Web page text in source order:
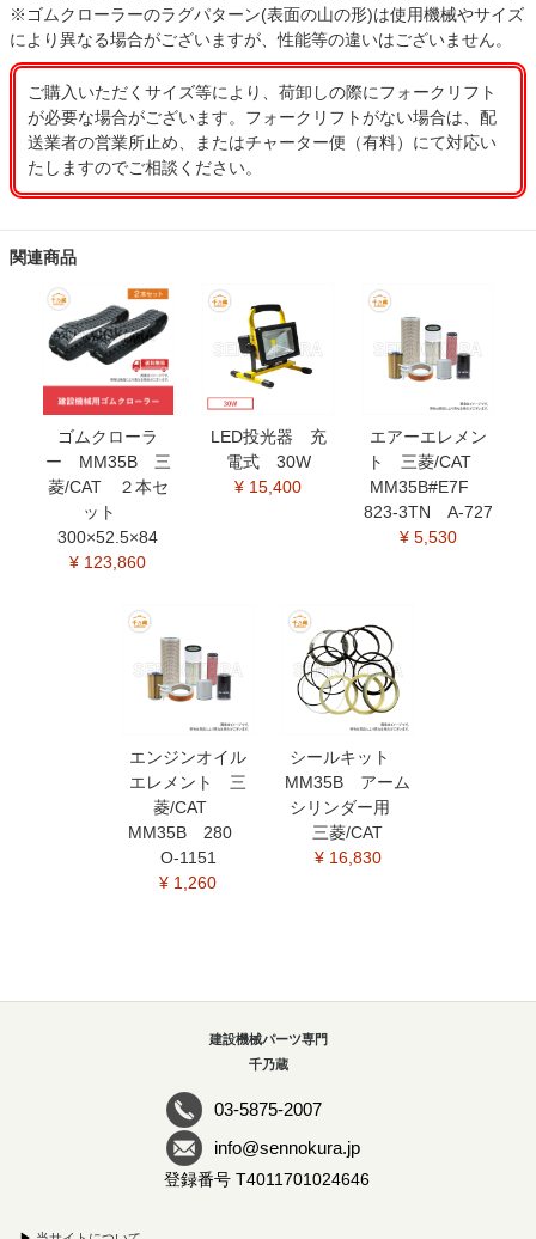
※ゴムクローラーのラグパターン(表面の山の形)は使用機械やサイズ
により異なる場合がございますが、性能等の違いはございません。
ご購入いただくサイズ等により、荷卸しの際にフォークリフト
が必要な場合がございます。フォークリフトがない場合は、配
送業者の営業所止め、またはチャーター便（有料）にて対応い
たしますのでご相談ください。
関連商品
ゴムクローラ
ー MM35B 三
菱/CAT ２本セ
ット
300×52.5×84
¥ 123,860
LED投光器 充
電式 30W
¥ 15,400
エアーエレメン
ト 三菱/CAT
MM35B#E7F
823-3TN A-727
¥ 5,530
エンジンオイル
エレメント 三
菱/CAT
MM35B 280
O-1151
¥ 1,260
シールキット
MM35B アーム
シリンダー用
三菱/CAT
¥ 16,830
建設機械パーツ専門
千乃蔵
03-5875-2007
info@sennokura.jp
登録番号 T4011701024646